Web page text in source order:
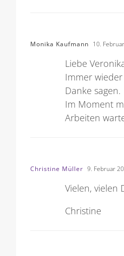
Monika Kaufmann 10.
Liebe
Immer
Danke sagen.
Im Moment
Arbeiten
Christine Müller 9. Februar
Vielen, vielen
Christine